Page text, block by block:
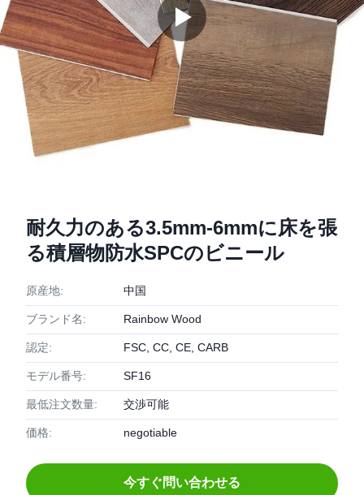
耐久力のある3.5mm-6mmに床を張
る積層物防水SPCのビニール
原産地: 中国
ブランド名: Rainbow Wood
認定: FSC, CC, CE, CARB
モデル番号: SF16
最低注文数量: 交渉可能
価格: negotiable
今すぐ問い合わせる